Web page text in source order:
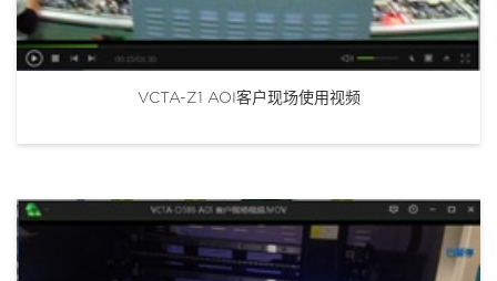
VCTA-Z1 AOI客户现场使用视频